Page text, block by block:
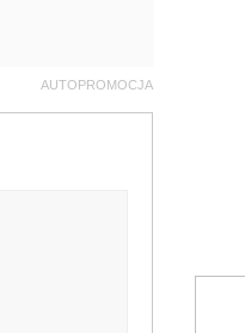
AUTOPROMOCJA